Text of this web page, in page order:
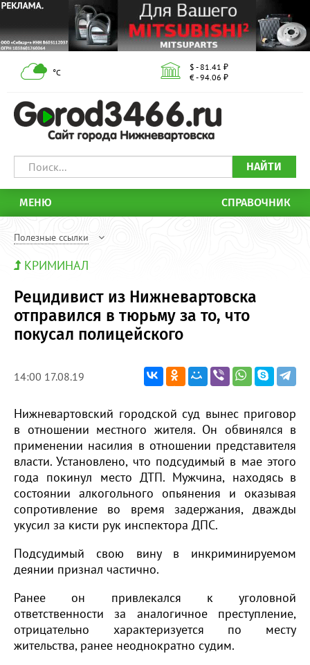
°С
$ - 81.41 ₽
€ - 94.06 ₽
НАЙТИ
МЕНЮ СПРАВОЧНИК
Полезные ссылки
КРИМИНАЛ
Рецидивист из Нижневартовска
отправился в тюрьму за то, что
покусал полицейского
14:00 17.08.19
Нижневартовский городской суд вынес приговор
в отношении местного жителя. Он обвинялся в
применении насилия в отношении представителя
власти. Установлено, что подсудимый в мае этого
года покинул место ДТП. Мужчина, находясь в
состоянии алкогольного опьянения и оказывая
сопротивление во время задержания, дважды
укусил за кисти рук инспектора ДПС.
Подсудимый свою вину в инкриминируемом
деянии признал частично.
Ранее он привлекался к уголовной
ответственности за аналогичное преступление,
отрицательно характеризуется по месту
жительства, ранее неоднократно судим.